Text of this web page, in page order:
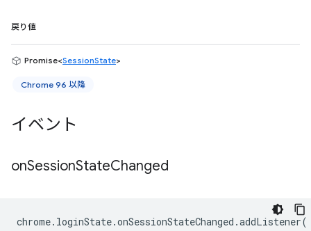
戻り値
Promise<SessionState>
Chrome 96 以降
イベント
onSessionStateChanged
chrome. loginState.onSessionStateChanged .addListener(